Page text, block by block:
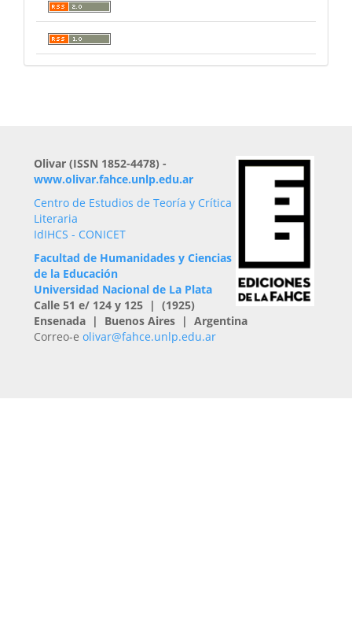
Olivar (ISSN 1852-4478) -
www.olivar.fahce.unlp.edu.ar
Centro de Estudios de Teoría y Crítica
Literaria
IdIHCS - CONICET
Facultad de Humanidades y Ciencias
de la Educación
Universidad Nacional de La Plata
Calle 51 e/ 124 y 125 | (1925)
Ensenada | Buenos Aires | Argentina
Correo-e olivar@fahce.unlp.edu.ar